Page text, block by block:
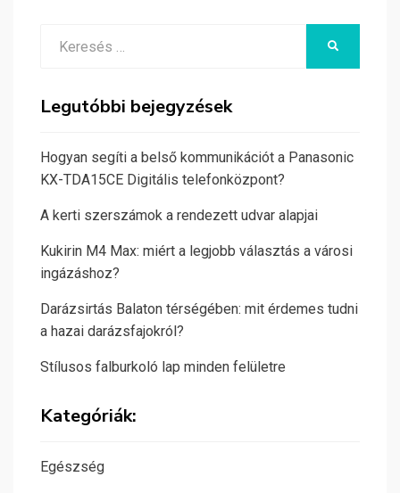
Legutóbbi bejegyzések
Hogyan segíti a belső kommunikációt a Panasonic
KX-TDA15CE Digitális telefonközpont?
A kerti szerszámok a rendezett udvar alapjai
Kukirin M4 Max: miért a legjobb választás a városi
ingázáshoz?
Darázsirtás Balaton térségében: mit érdemes tudni
a hazai darázsfajokról?
Stílusos falburkoló lap minden felületre
Kategóriák:
Egészség